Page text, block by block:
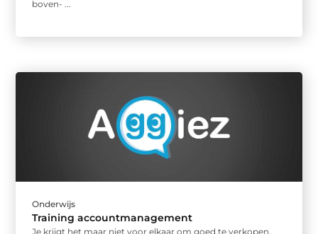
boven- ...
Onderwijs
Training accountmanagement
Je krijgt het maar niet voor elkaar om goed te verkopen.